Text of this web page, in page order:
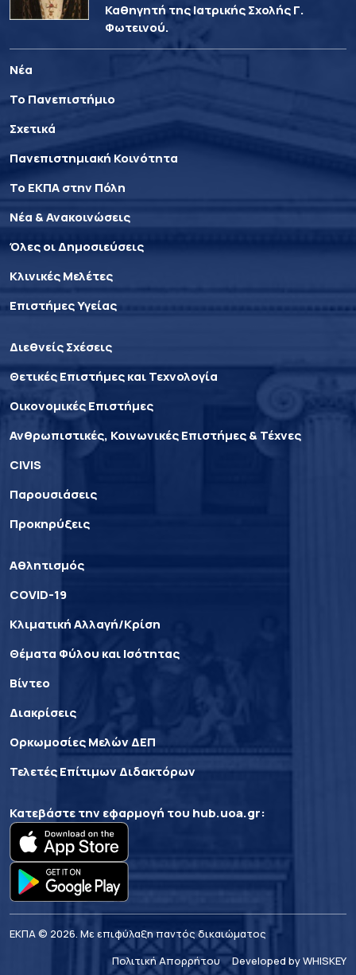
Καθηγητή της Ιατρικής Σχολής Γ.
Φωτεινού.
Νέα
Το Πανεπιστήμιο
Σχετικά
Πανεπιστημιακή Κοινότητα
Το ΕΚΠΑ στην Πόλη
Νέα & Ανακοινώσεις
Όλες οι Δημοσιεύσεις
Κλινικές Μελέτες
Επιστήμες Υγείας
Διεθνείς Σχέσεις
Θετικές Επιστήμες και Τεχνολογία
Οικονομικές Επιστήμες
Ανθρωπιστικές, Κοινωνικές Επιστήμες & Τέχνες
CIVIS
Παρουσιάσεις
Προκηρύξεις
Αθλητισμός
COVID-19
Κλιματική Αλλαγή/Κρίση
Θέματα Φύλου και Ισότητας
Βίντεο
Διακρίσεις
Ορκωμοσίες Μελών ΔΕΠ
Τελετές Επίτιμων Διδακτόρων
Κατεβάστε την εφαρμογή του hub.uoa.gr:
ΕΚΠΑ © 2026. Με επιφύλαξη παντός δικαιώματος
Πολιτική Απορρήτου
Developed by WHISKEY